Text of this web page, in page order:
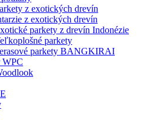
z exotických drevín
z exotických drevín
parkety z drevín Indonézie
parkety
parkety BANGKIRAI
WPC